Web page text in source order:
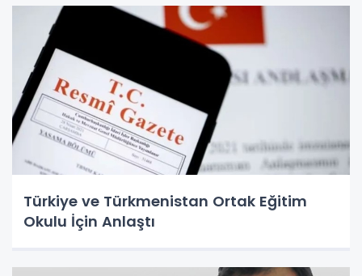
Türkiye ve Türkmenistan Ortak Eğitim
Okulu İçin Anlaştı